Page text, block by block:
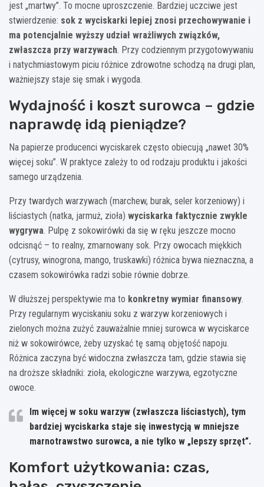
jest „martwy”. To mocne uproszczenie. Bardziej uczciwe jest
stwierdzenie: sok z wyciskarki lepiej znosi przechowywanie i
ma potencjalnie wyższy udział wrażliwych związków,
zwłaszcza przy warzywach. Przy codziennym przygotowywaniu
i natychmiastowym piciu różnice zdrowotne schodzą na drugi plan,
ważniejszy staje się smak i wygoda.
Wydajność i koszt surowca – gdzie
naprawdę idą pieniądze?
Na papierze producenci wyciskarek często obiecują „nawet 30%
więcej soku”. W praktyce zależy to od rodzaju produktu i jakości
samego urządzenia.
Przy twardych warzywach (marchew, burak, seler korzeniowy) i
liściastych (natka, jarmuż, zioła) wyciskarka faktycznie zwykle
wygrywa. Pulpę z sokowirówki da się w ręku jeszcze mocno
odcisnąć – to realny, zmarnowany sok. Przy owocach miękkich
(cytrusy, winogrona, mango, truskawki) różnica bywa nieznaczna, a
czasem sokowirówka radzi sobie równie dobrze.
W dłuższej perspektywie ma to konkretny wymiar finansowy.
Przy regularnym wyciskaniu soku z warzyw korzeniowych i
zielonych można zużyć zauważalnie mniej surowca w wyciskarce
niż w sokowirówce, żeby uzyskać tę samą objętość napoju.
Różnica zaczyna być widoczna zwłaszcza tam, gdzie stawia się
na droższe składniki: zioła, ekologiczne warzywa, egzotyczne
owoce.
Im więcej w soku warzyw (zwłaszcza liściastych), tym
bardziej wyciskarka staje się inwestycją w mniejsze
marnotrawstwo surowca, a nie tylko w „lepszy sprzęt”.
Komfort użytkowania: czas,